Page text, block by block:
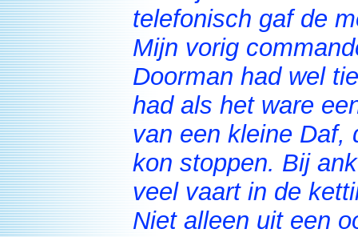
telefonisch gaf de
Mijn vorig
Doorman had wel
had als het ware
van een kleine Daf,
kon stoppen. Bij
veel vaart in de
Niet alleen uit een